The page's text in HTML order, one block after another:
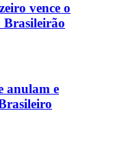
vence o
Brasileirão
anulam e